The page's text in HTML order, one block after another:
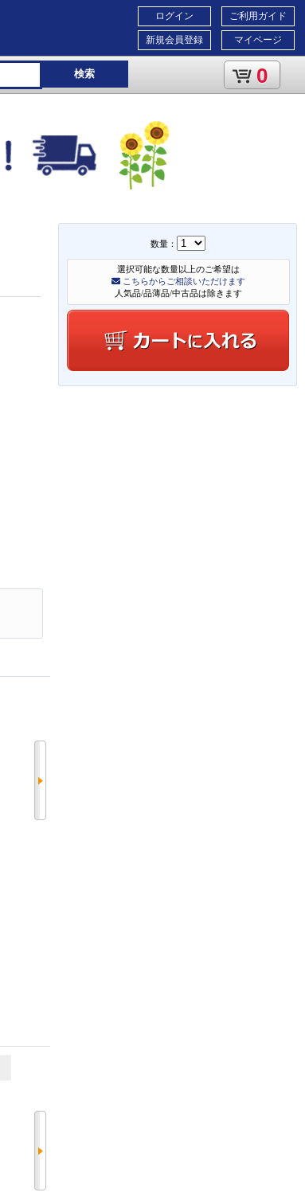
ご利用ガイド
マイページ
ログイン
新規会員登録
検索 0
数量：
選択可能な数量以上のご希望は
こちらからご相談いただけます
人気品/品薄品/中古品は除きます